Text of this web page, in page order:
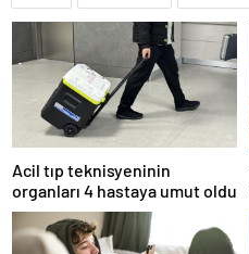
Acil tıp teknisyeninin
organları 4 hastaya umut oldu